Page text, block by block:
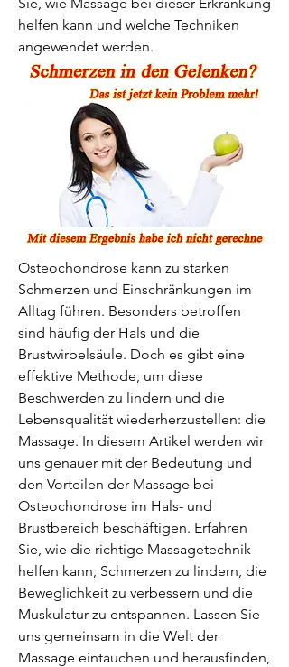
helfen kann und welche Techniken
angewendet werden.
Osteochondrose kann zu starken
Schmerzen und Einschränkungen im
Alltag führen. Besonders betroffen
sind häufig der Hals und die
Brustwirbelsäule. Doch es gibt eine
effektive Methode, um diese
Beschwerden zu lindern und die
Lebensqualität wiederherzustellen: die
Massage. In diesem Artikel werden wir
uns genauer mit der Bedeutung und
den Vorteilen der Massage bei
Osteochondrose im Hals- und
Brustbereich beschäftigen. Erfahren
Sie, wie die richtige Massagetechnik
helfen kann, Schmerzen zu lindern, die
Beweglichkeit zu verbessern und die
Muskulatur zu entspannen. Lassen Sie
uns gemeinsam in die Welt der
Massage eintauchen und herausfinden,